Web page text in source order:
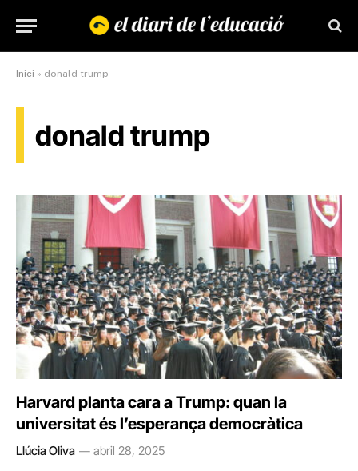
Inici » donald trump
donald trump
Harvard planta cara a Trump: quan la
universitat és l’esperança democràtica
Llúcia Oliva abril 28, 2025